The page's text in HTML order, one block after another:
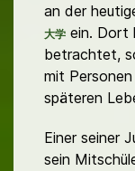
an der
大学 ein. Dort
betrachtet,
mit
späteren
Einer seiner
sein